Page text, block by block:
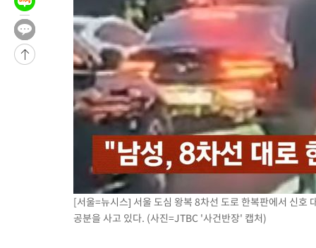
-26599초 전 >
"낮 기온 소폭 하락"…수도권 폭염중대경보, 폭염경보로 하향
-26563초 전 >
[속보]이 대통령, '호우피해' 안동·의성 관할 4개 면 특별재난
선포
-26526초 전 >
[단독]중수청 지원 검사들, 정원 초과 시 낮은 계급 임용…희망
낮 최고 37도 찜통더위…곳곳 소나기·강원 많은 비[내일날씨]
SK하이닉스, 용인·청주 팹에 54조 투자…"AI 메모리 수요 선
여자배구 이재영·이다영 자매, 아제르바이잔 투란VC 입단
외국인 심판 성 접대 7경기 들여다보니…한국 축구 '5승 2무'
[속보]코스닥, 2.86포인트(0.36%) 내린 798.81마감
[속보]코스피, 6200선 약보합…0.60% 내린 6258.77에 마쳐
[속보]원·달러 환율, 7.7원 내린 1416.1원 마감
[속보] 노원서 40.1도 관측…서울, 2018년 이후 첫 40도
[서울=뉴시스] 서울 도심 왕복 8차선 도로 한복판에서 신호
공분을 사고 있다. (사진=JTBC '사건반장' 캡처)